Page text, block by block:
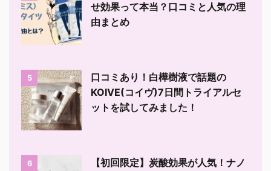
せ効果って本当？口コミと人気の理
由まとめ
5
口コミあり！白樺樹液で話題の
KOIVE(コイヴ)7日間トライアルセ
ットを試してみました！
6
【初回限定】炭酸効果が人気！ナノ